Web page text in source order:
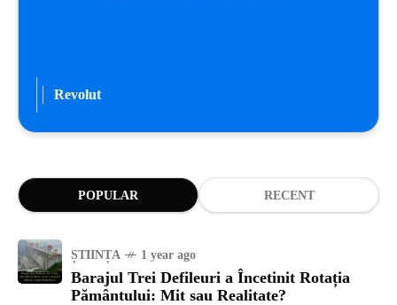
Revolut
POPULAR RECENT
ȘTIINȚA 1 year ago
Barajul Trei Defileuri a Încetinit Rotația
Pământului: Mit sau Realitate?